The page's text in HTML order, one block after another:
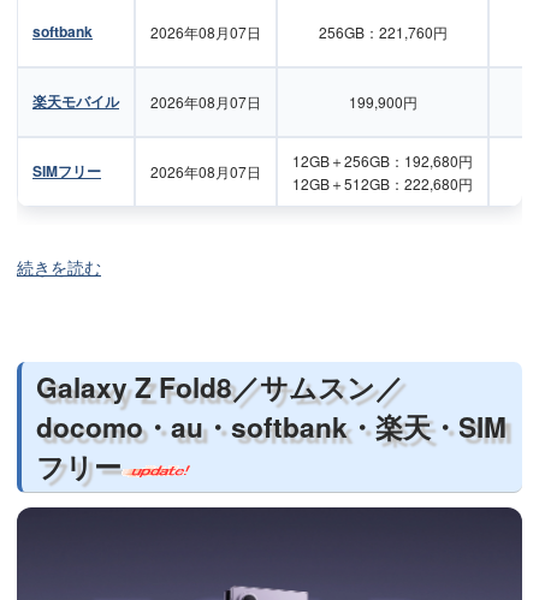
softbank 2026年08月07日 256GB：221,760円
楽天モバイル 2026年08月07日 199,900円
SIMフリー 2026年08月07日
12GB＋256GB：192,680円
12GB＋512GB：222,680円
続きを読む
Galaxy Z Fold8／サムスン／
docomo・au・softbank・楽天・SIM
フリー